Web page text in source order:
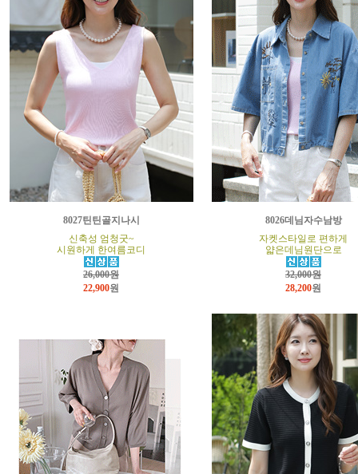
8027틴틴골지나시
신축성 엄청굿~
시원하게 한여름코디
26,000원
22,900원
8026데님자수남방
자켓스타일로 편하게
얇은데님원단으로
32,000원
28,200원